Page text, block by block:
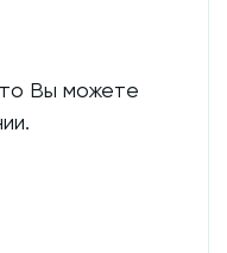
Вы можете